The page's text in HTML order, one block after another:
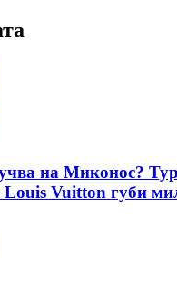
на Миконос?
Vuitton губи